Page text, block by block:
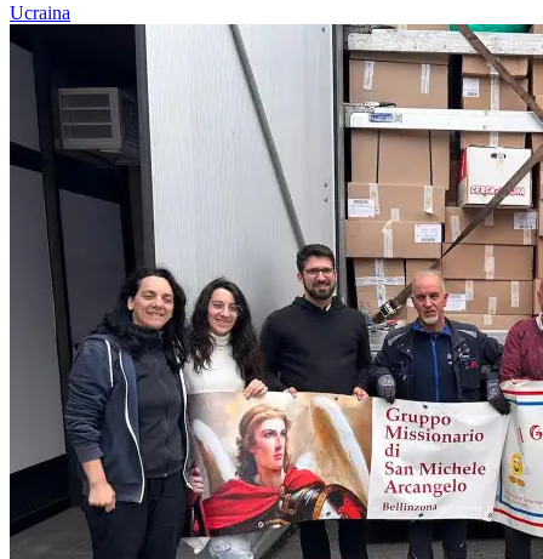
Ucraina